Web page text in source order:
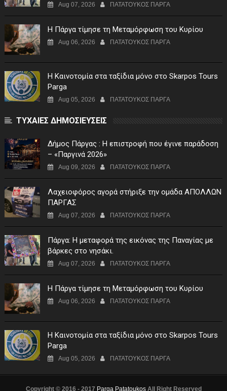
Aug 07, 2026 ΠΑΤΑΤΟΥΚΟΣ ΠΑΡΓΑ
Η Πάργα τίμησε τη Μεταμόρφωση του Κυρίου
Aug 06, 2026 ΠΑΤΑΤΟΥΚΟΣ ΠΑΡΓΑ
Η Καινοτομία στα ταξίδια μόνο στο Skarpos Tours
Parga
Aug 05, 2026 ΠΑΤΑΤΟΥΚΟΣ ΠΑΡΓΑ
ΤΥΧΑΙΕΣ ΔΗΜΟΣΙΕΥΣΕΙΣ
Δήμος Πάργας : Η επιστροφή που έγινε παράδοση
– «Παργινά 2026»
Aug 09, 2026 ΠΑΤΑΤΟΥΚΟΣ ΠΑΡΓΑ
Λαχειοφόρος αγορά στήριξε την ομάδα ΑΠΟΛΛΩΝ
ΠΑΡΓΑΣ
Aug 07, 2026 ΠΑΤΑΤΟΥΚΟΣ ΠΑΡΓΑ
Πάργα: Η μεταφορά της εικόνας της Παναγίας με
βάρκες στο νησάκι.
Aug 07, 2026 ΠΑΤΑΤΟΥΚΟΣ ΠΑΡΓΑ
Η Πάργα τίμησε τη Μεταμόρφωση του Κυρίου
Aug 06, 2026 ΠΑΤΑΤΟΥΚΟΣ ΠΑΡΓΑ
Η Καινοτομία στα ταξίδια μόνο στο Skarpos Tours
Parga
Aug 05, 2026 ΠΑΤΑΤΟΥΚΟΣ ΠΑΡΓΑ
Copyright © 2016 - 2017 Parga PatatoukosAll Right Reserved